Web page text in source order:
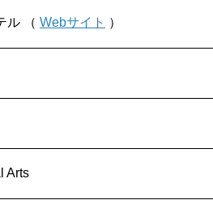
ル （ Webサイト ）
Arts